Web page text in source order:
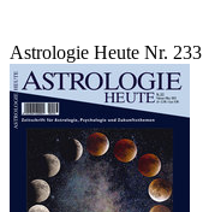
Astrologie Heute Nr.